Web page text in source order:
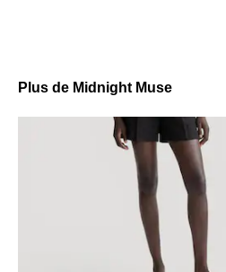
Plus de Midnight Muse